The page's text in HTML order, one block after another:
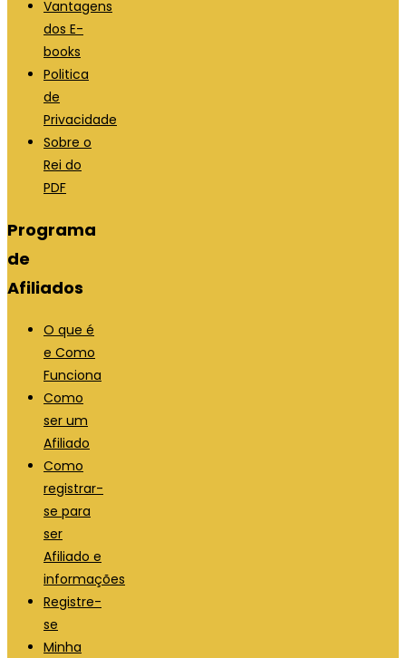
o
v
a
a
b
a
n
o
v
a
a
b
a
Vantagens
dos E-
books
Politica
de
Privacidade
Sobre o
Rei do
PDF
Programa
de
Afiliados
O que é
e Como
Funciona
Como
ser um
Afiliado
Como
registrar-
se para
ser
Afiliado e
informações
Registre-
se
Minha